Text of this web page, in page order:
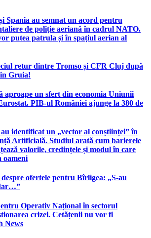
Spania au semnat un acord pentru
de poliție aeriană în cadrul NATO.
putea patrula și în spațiul aerian al
retur dintre Tromso și CFR Cluj după
Gruia!
aproape un sfert din economia Uniunii
PIB-ul României ajunge la 380 de
identificat un „vector al conștiinței” în
Artificială. Studiul arată cum barierele
valorile, credințele și modul în care
oameni
ofertele pentru Bîrligea: „S-au
Operativ Național în sectorul
crizei. Cetățenii nu vor fi
News